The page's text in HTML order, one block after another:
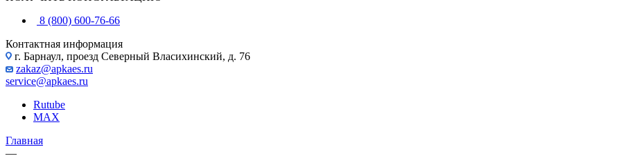
8 (800) 600-76-66
Контактная информация
г. Барнаул, проезд Северный Власихинский, д. 76
zakaz@apkaes.ru
service@apkaes.ru
Rutube
MAX
Главная
—